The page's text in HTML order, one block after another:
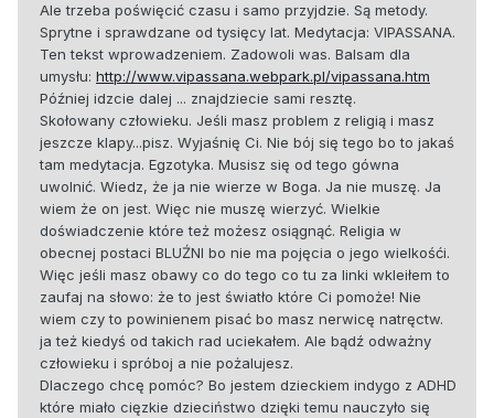
Ale trzeba poświęcić czasu i samo przyjdzie. Są metody.
Sprytne i sprawdzane od tysięcy lat. Medytacja: VIPASSANA.
Ten tekst wprowadzeniem. Zadowoli was. Balsam dla
umysłu: http://www.vipassana.webpark.pl/vipassana.htm
Później idzcie dalej ... znajdziecie sami resztę.
Skołowany człowieku. Jeśli masz problem z religią i masz
jeszcze klapy...pisz. Wyjaśnię Ci. Nie bój się tego bo to jakaś
tam medytacja. Egzotyka. Musisz się od tego gówna
uwolnić. Wiedz, że ja nie wierze w Boga. Ja nie muszę. Ja
wiem że on jest. Więc nie muszę wierzyć. Wielkie
doświadczenie które też możesz osiągnąć. Religia w
obecnej postaci BLUŹNI bo nie ma pojęcia o jego wielkośći.
Więc jeśli masz obawy co do tego co tu za linki wkleiłem to
zaufaj na słowo: że to jest światło które Ci pomoże! Nie
wiem czy to powinienem pisać bo masz nerwicę natręctw.
ja też kiedyś od takich rad uciekałem. Ale bądź odważny
człowieku i spróboj a nie pożalujesz.
Dlaczego chcę pomóc? Bo jestem dzieckiem indygo z ADHD
które miało cięzkie dzieciństwo dzięki temu nauczyło się